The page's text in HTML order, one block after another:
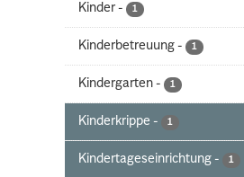
Kinder - 1
Kinderbetreuung - 1
Kindergarten - 1
Kinderkrippe - 1
Kindertageseinrichtung - 1